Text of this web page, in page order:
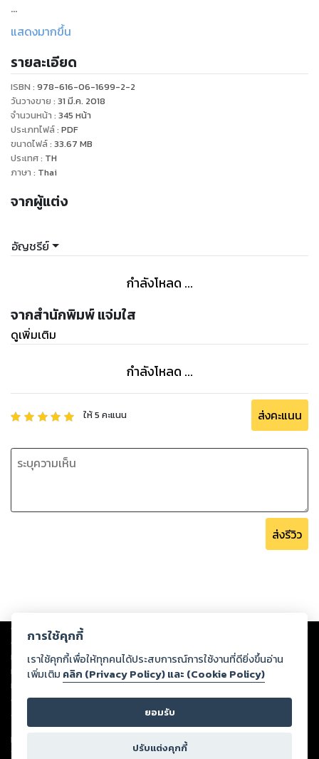
จนเมื่อไอ้เจ้าพ่อของเด็กที่หายหัวไปกว่าเจ็ดปีกลับมาอีกครั้ง ธารา
อ้างสิทธิ์ในตัวเด็กได้
ทว่ากำแพงยังมีหู ประตูยังมีช่อง เบื้องหลังการกลับมาของพ่อใจดำ
จึงมีรูโหว่อย่างไม่ต้องสงสัย แล้วก็เป็นหนุ่มหล่อข้างบ้านนั่นเองที่
เป็นผู้สมรู้ร่วมคิดคนสำคัญ เมื่อเห็นว่าเธอได้ล่วงรู้ความลับนี้ร่วม
กัน เขาเลยยิ่งตอแยเธอหนักขึ้น โปรยเสน่ห์ใส่ไม่ยั้ง กะพิชิตใจเธอ
ให้ได้ เชอะ ไม่มีทางเสียหรอกที่สวยเริดเชิดหยิ่งอย่างเธอจะ
รับมือกับเพื่อนบ้านที่เพียรหยอดมุก… จู่โจมหัวใจ โอ๊ย ไม่นะ มุ่งมั่น
ว่าจะอยู่เป็นโสดไปจนตาย หวังจะสอยเธอลงจากคานง่ายๆ น่ะเหรอ
แสดงมากขึ้น
รายละเอียด
ISBN : 978-616-06-1699-2-2
วันวางขาย : 31 มี.ค. 2018
จำนวนหน้า : 345 หน้า
ประเภทไฟล์: PDF
ขนาดไฟล์: 33.67 MB
ประเทศ: TH
ภาษา : Thai
จากผู้แต่ง
อัญชรีย์
กำลังโหลด ...
จากสำนักพิมพ์ แจ่มใส
ดูเพิ่มเติม
กำลังโหลด ...
ให้5 คะแนน ส่งคะแนน
ส่งรีวิว
Copyright © 2026
ต่อผลงานหรือเนื้อหาใดที่อัปโหลดผ่านเว็บไซต์และปรากฏว่าละเมิดสิทธิใน
ทรัพย์สินทางปัญญาของบุคคลอื่นหรือขัดต่อกฎหมายและศีลธรรม ดังนั้น ผู้อ่าน
ทุกท่านโปรดใช้วิจารณญาณในการกลั่นกรองด้วยตนเอง และหากท่านพบว่าส่วน
หนึ่งส่วนใดขัดต่อกฎหมายและศีลธรรม กรุณาแจ้งมายังบริษัท เพื่อทีมงานจะได้
ดำเนินการในทันที ทั้งนี้ ทางสตอรี่ล็อกขอสงวนลิขสิทธิ์ตามพระราชบัญญัติ
ลิขสิทธิ์ พ.ศ. 2537 (ฉบับล่าสุด)
For support: member@ookbee.com
Version
การใช้คุกกี้
เราใช้คุกกี้เพื่อให้ทุกคนได้ประสบการณ์การใช้งานที่ดียิ่งขึ้นอ่าน
เพิ่มเติม คลิก (Privacy Policy) และ (Cookie Policy)
ยอมรับ
ปรับแต่งคุกกี้